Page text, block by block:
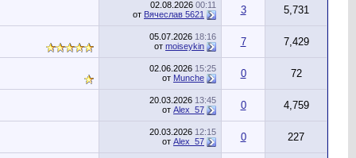
02.08.2026 00:11
от Вячеслав 5621 3 5,731
05.07.2026 18:16
от moiseykin 7 7,429
02.06.2026 15:25
от Munche 0 72
20.03.2026 13:45
от Alex_57 0 4,759
20.03.2026 12:15
от Alex_57 0 227